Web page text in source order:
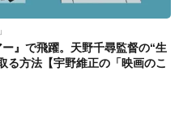
』で飛躍。天野千尋監督の“生
る方法【宇野維正の「映画のこ